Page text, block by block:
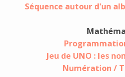
Séquence autour d'un
Jeu de UNO : les
Numération /